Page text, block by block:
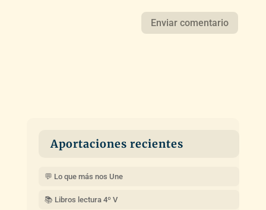
Aportaciones recientes
💬 Lo que más nos Une
📚 Libros lectura 4º V